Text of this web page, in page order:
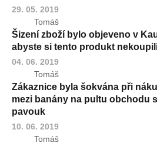
29. 05. 2019
Tomáš
Šizení zboží bylo objeveno v
abyste si tento produkt
04. 06. 2019
Tomáš
Zákaznice byla šokvána při
mezi banány na pultu obchodu
pavouk
10. 06. 2019
Tomáš